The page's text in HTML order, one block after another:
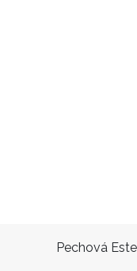
Pechová